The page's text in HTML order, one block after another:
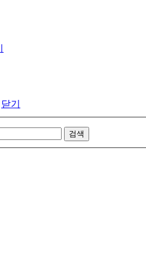
닫기
검색